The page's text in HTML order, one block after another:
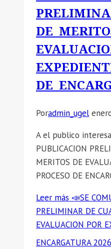
DE
DE
Poradmin_ugel
A el publico
PUBLICACION
MERITOS DE
PROCESO DE
Leer más 📣SE
PRELIMINAR DE
EVALUACION POR
ENCARGATURA 2026